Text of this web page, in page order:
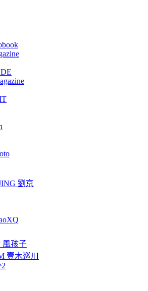
劉京
風孩子
壹木巡川